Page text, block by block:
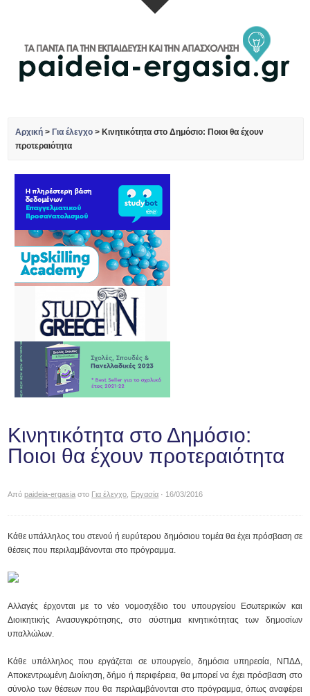
Αρχική > Για έλεγχο > Κινητικότητα στο Δημόσιο: Ποιοι θα έχουν
προτεραιότητα
Κινητικότητα στο Δημόσιο:
Ποιοι θα έχουν προτεραιότητα
Απόpaideia-ergasia στο Για έλεγχο Εργασία · 16/03/2016
Κάθε υπάλληλος του στενού ή ευρύτερου δημόσιου τομέα θα έχει πρόσβαση σε
θέσεις που περιλαμβάνονται στο πρόγραμμα.
Αλλαγές έρχονται με το νέο νομοσχέδιο του υπουργείου Εσωτερικών και
Διοικητικής Ανασυγκρότησης, στο σύστημα κινητικότητας των δημοσίων
υπαλλώλων.
Κάθε υπάλληλος που εργάζεται σε υπουργείο, δημόσια υπηρεσία, ΝΠΔΔ,
Αποκεντρωμένη Διοίκηση, δήμο ή περιφέρεια, θα μπορεί να έχει πρόσβαση στο
σύνολο των θέσεων που θα περιλαμβάνονται στο πρόγραμμα, όπως αναφέρει